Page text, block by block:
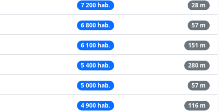
7 200 hab. 28 m
6 800 hab. 57 m
6 100 hab. 151 m
5 400 hab. 280 m
5 000 hab. 57 m
4 900 hab. 116 m